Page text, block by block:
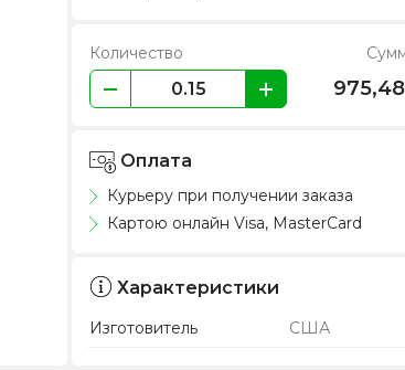
Количество
975,48
Оплата
Курьеру при получении заказа
Картою онлайн Visa, MasterCard
Характеристики
Изготовитель США